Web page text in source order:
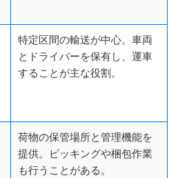
特定区間の輸送が中心。車両
とドライバーを保有し、運車
することが主な役割。
荷物の保管場所と管理機能を
提供。ピッキングや梱包作業
も行うことがある。